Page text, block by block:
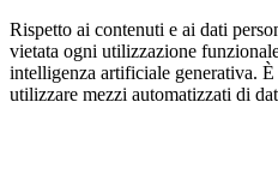
Rispetto ai contenuti e ai dati
vietata ogni utilizzazione
intelligenza artificiale generativa.
utilizzare mezzi automatizzati di